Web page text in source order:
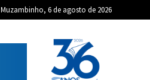
Muzambinho, 6 de agosto de 2026